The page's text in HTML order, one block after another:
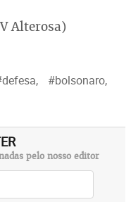
Alterosa)
#bolsonaro,
pelo nosso editor